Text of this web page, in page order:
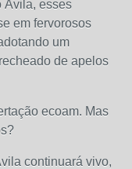
Ávila, esses
em fervorosos
um
de apelos
ecoam. Mas
continuará vivo,